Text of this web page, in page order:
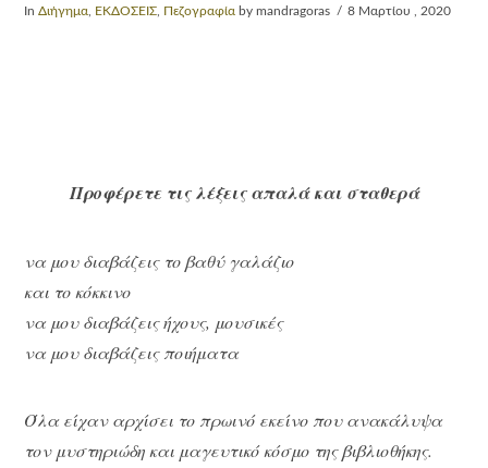
InΔιήγημα ΕΚΔΟΣΕΙΣ Πεζογραφία by mandragoras 8 Μαρτίου , 2020
Προφέρετε τις λέξεις απαλά και σταθερά
να μου διαβάζεις το βαθύ γαλάζιο
και το κόκκινο
να μου διαβάζεις ήχους, μουσικές
να μου διαβάζεις ποιήματα
Όλα είχαν αρχίσει το πρωινό εκείνο που ανακάλυψα
τον μυστηριώδη και μαγευτικό κόσμο της βιβλιοθήκης.